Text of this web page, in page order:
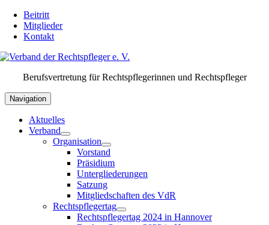
Skip
content
Beitritt
Mitglieder
Kontakt
Berufsvertretung für Rechtspflegerinnen und Rechtspfleger
Navigation
Aktuelles
Verband
Organisation
Vorstand
Präsidium
Untergliederungen
Satzung
Mitgliedschaften des VdR
Rechtspflegertag
Rechtspflegertag 2024 in Hannover